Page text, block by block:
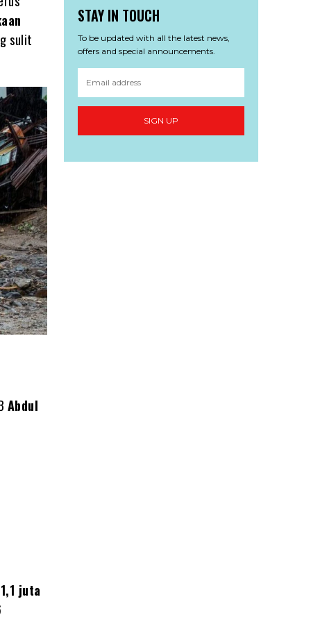
sulit
Abdul
1,1 juta
STAY IN TOUCH
To be updated with all the latest news,
offers and special announcements.
SIGN UP